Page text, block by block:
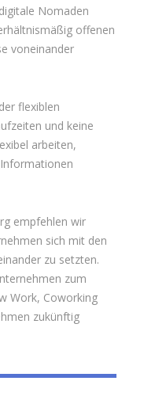
Nomaden
offenen
voneinander
flexiblen
und keine
arbeiten,
empfehlen wir
sich mit den
zu setzten.
zum
Work, Coworking
zukünftig